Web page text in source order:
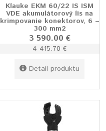
Klauke EKM 60/22 IS ISM
VDE akumulátorový lis na
krimpovanie konektorov, 6 –
300 mm2
3 590.00 €
4 415.70 €
Detail produktu